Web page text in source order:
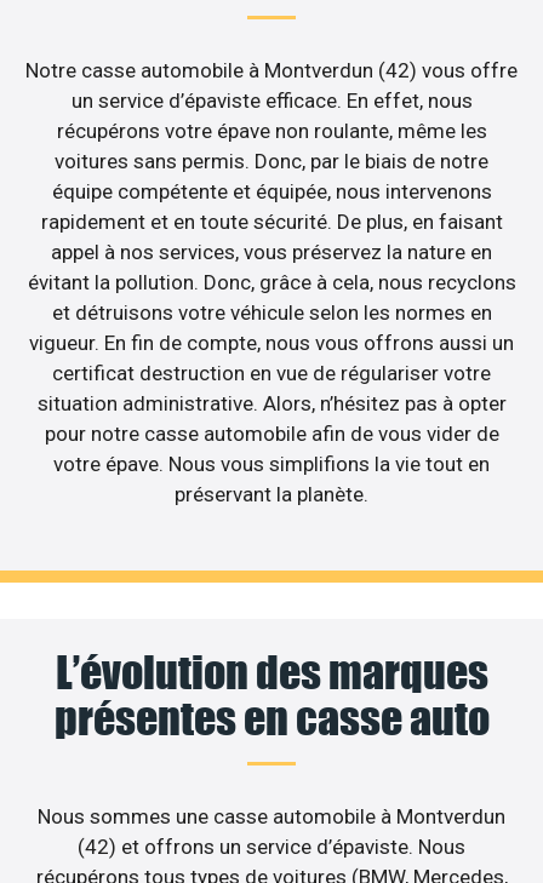
Notre casse automobile à Montverdun (42) vous offre
un service d’épaviste efficace. En effet, nous
récupérons votre épave non roulante, même les
voitures sans permis. Donc, par le biais de notre
équipe compétente et équipée, nous intervenons
rapidement et en toute sécurité. De plus, en faisant
appel à nos services, vous préservez la nature en
évitant la pollution. Donc, grâce à cela, nous recyclons
et détruisons votre véhicule selon les normes en
vigueur. En fin de compte, nous vous offrons aussi un
certificat destruction en vue de régulariser votre
situation administrative. Alors, n’hésitez pas à opter
pour notre casse automobile afin de vous vider de
votre épave. Nous vous simplifions la vie tout en
préservant la planète.
L’évolution des marques
présentes en casse auto
Nous sommes une casse automobile à Montverdun
(42) et offrons un service d’épaviste. Nous
récupérons tous types de voitures (BMW, Mercedes,